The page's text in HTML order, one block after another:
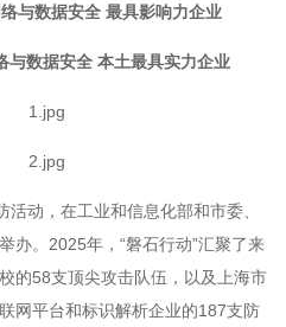
络与数据安全 最具影响力企业
与数据安全 本土最具实力企业
活动，在工业和信息化部和市委、
办。2025年，“磐石行动”汇聚了来
的58支顶尖攻击队伍，以及上海市
网平台和标识解析企业的187支防